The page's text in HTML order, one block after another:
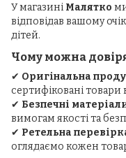
У магазині Малятко
відповідав вашому
дітей.
Чому можна
✔ Оригінальна
сертифіковані товари
✔ Безпечні
вимогам якості та
✔ Ретельна
оглядаємо кожен